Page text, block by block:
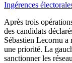
Ingérences
Après trois
des candidats
Sébastien Lecornu a
une priorité. La
sanctionner les